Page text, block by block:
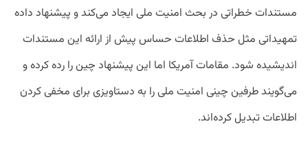
مستندات خطراتی در بحث امنیت ملی ایجاد می‌کند و پیشنهاد داده
تمهیداتی مثل حذف اطلاعات حساس پیش از ارائه این مستندات
اندیشیده شود. مقامات آمریکا اما این پیشنهاد چین‌ را رده کرده و
می‌گویند طرفین چینی امنیت ملی را به دستاویزی برای مخفی کردن
اطلاعات تبدیل کرده‌اند.